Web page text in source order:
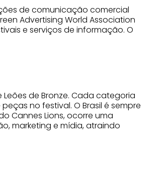
de comunicação comercial
Advertising World Association
e serviços de informação. O
Leões de Bronze. Cada categoria
no festival. O Brasil é sempre
Cannes Lions, ocorre uma
marketing e mídia, atraindo